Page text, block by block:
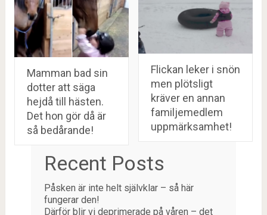
Mamman bad sin
dotter att säga
hejdå till hästen.
Det hon gör då är
så bedårande!
Flickan leker i snön
men plötsligt
kräver en annan
familjemedlem
uppmärksamhet!
Recent Posts
Påsken är inte helt självklar – så här
fungerar den!
Därför blir vi deprimerade på våren – det